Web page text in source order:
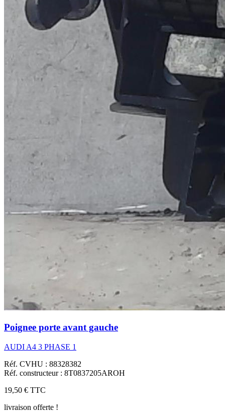
Poignee porte avant gauche
AUDI A4 3 PHASE 1
Réf. CVHU : 88328382
Réf. constructeur : 8T0837205AROH
19,50 € TTC
livraison offerte !